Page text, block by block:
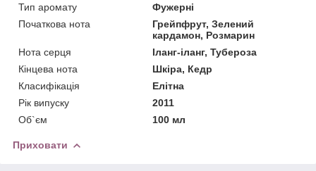
Тип аромату
Фужерні
Початкова нота
Грейпфрут, Зелений
кардамон, Розмарин
Нота серця
Іланг-іланг, Тубероза
Кінцева нота
Шкіра, Кедр
Класифікація
Елітна
Рік випуску
2011
Об`єм
100 мл
Приховати